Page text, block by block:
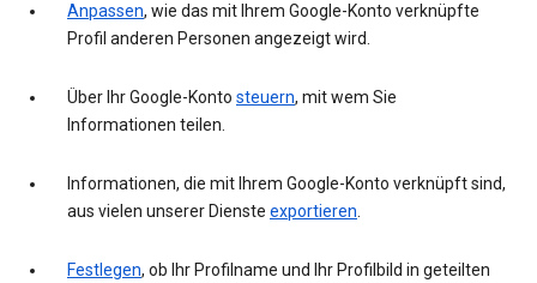
Anpassen, wie das mit Ihrem Google-Konto verknüpfte
Profil anderen Personen angezeigt wird.
Über Ihr Google-Konto steuern, mit wem Sie
Informationen teilen.
Informationen, die mit Ihrem Google-Konto verknüpft sind,
aus vielen unserer Dienste exportieren.
Festlegen, ob Ihr Profilname und Ihr Profilbild in geteilten